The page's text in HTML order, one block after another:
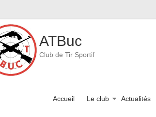
ATBuc
Club de Tir Sportif
Accueil Le club Actualités